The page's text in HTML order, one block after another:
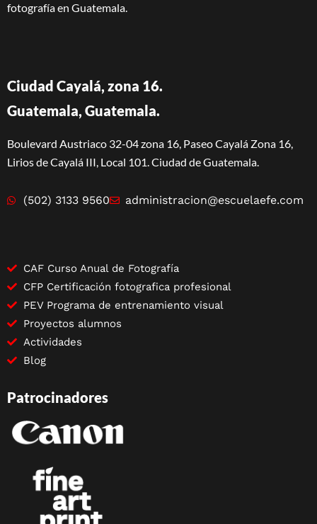
fotografía en Guatemala.
Ciudad Cayalá, zona 16.
Guatemala, Guatemala.
Boulevard Austriaco 32-04 zona 16, Paseo Cayalá Zona 16,
Lirios de Cayalá III, Local 101. Ciudad de Guatemala.
(502) 3133 9560 administracion@escuelaefe.com
CAF Curso Anual de Fotografía
CFP Certificación fotografica profesional
PEV Programa de entrenamiento visual
Proyectos alumnos
Actividades
Blog
Patrocinadores